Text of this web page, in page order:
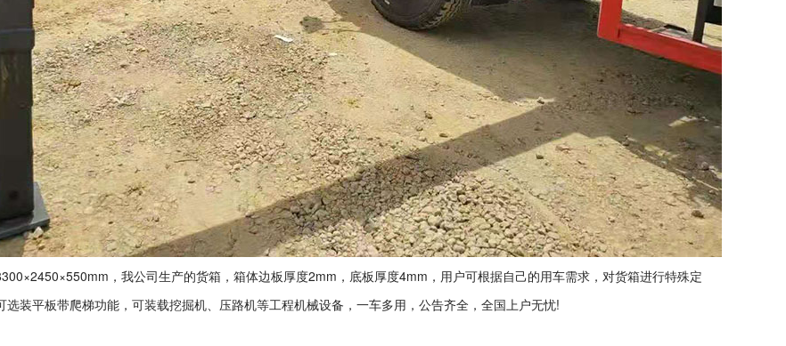
，我公司生产的货箱，箱体边板厚度2mm，底板厚度4mm，用户可根据自己的用车需求，对货箱进行特殊定
选装平板带爬梯功能，可装载挖掘机、压路机等工程机械设备，一车多用，公告齐全，全国上户无忧!